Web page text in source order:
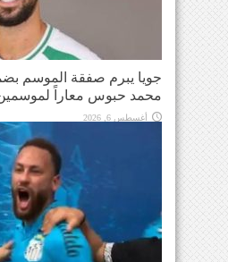
جويا يبرم صفقة الموسم
محمد حبوس معاراً
أغسطس 6, 2026